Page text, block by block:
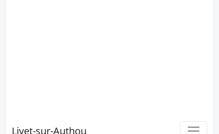
Livet-sur-Authou